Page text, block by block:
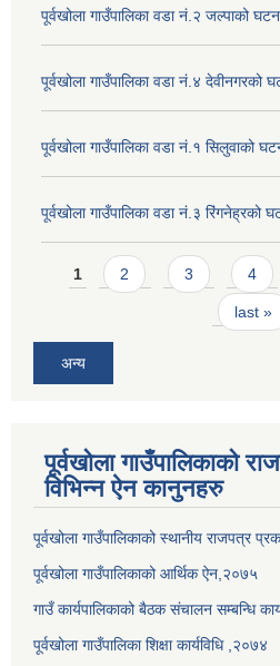
पूर्वखोला गाउँपालिका वडा नं.२ जल्पाको घटना
पूर्वखोला गाउँपालिका वडा नं.४ देवीनगरको
पूर्वखोला गाउँपालिका वडा नं.१ सिलुवाको
पूर्वखोला गाउँपालिका वडा नं.३ रिंगनेह्रको
Pages
1 2 3 4
last »
अन्य
पूर्वखोला गाउँपालिकाको
विभिन्न ऐन कानुनहरु
पूर्वखोला गाउँपालिकाको स्थानीय राजपत्र
पूर्वखोला गाउँपालिकाको आर्थिक ऐन,२०७५
गाउँ कार्यपालिकाको बैठक संचालन सम्बन्धि
पूर्वखोला गाउँपालिका शिक्षा कार्यविधि ,२०७४